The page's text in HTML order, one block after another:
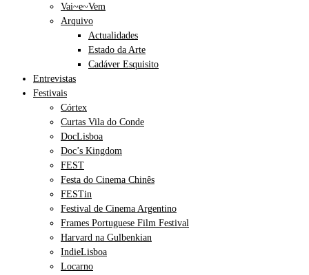
Vai~e~Vem
Arquivo
Actualidades
Estado da Arte
Cadáver Esquisito
Entrevistas
Festivais
Córtex
Curtas Vila do Conde
DocLisboa
Doc’s Kingdom
FEST
Festa do Cinema Chinês
FESTin
Festival de Cinema Argentino
Frames Portuguese Film Festival
Harvard na Gulbenkian
IndieLisboa
Locarno